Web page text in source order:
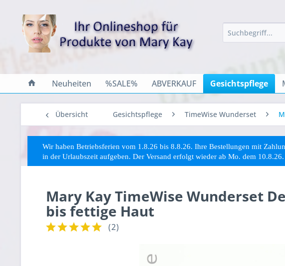
Neuheiten %SALE% ABVERKAUF Gesichtspflege
Übersicht Gesichtspflege TimeWise Wunderset
Wir haben Betriebsferien vom 1.8.26 bis 8.8.26. Ihre Bestellungen mit
in der Urlaubszeit aufgeben. Der Versand erfolgt wieder ab Mo. dem
Mary Kay TimeWise Wunderset
bis fettige Haut
(2)